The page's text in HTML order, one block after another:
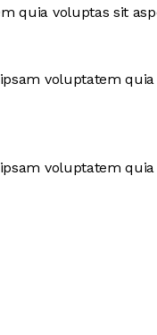
quia voluptas sit
voluptatem
voluptatem